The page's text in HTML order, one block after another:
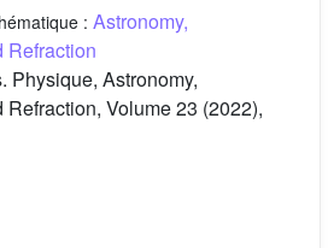
: Astronomy,
Refraction
Physique, Astronomy,
Volume 23 (2022),